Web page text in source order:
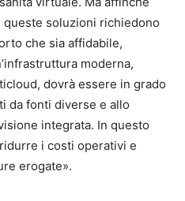
soluzioni richiedono
che sia affidabile,
moderna,
dovrà essere in grado
da fonti diverse e allo
integrata. In questo
i costi operativi e
erogate».